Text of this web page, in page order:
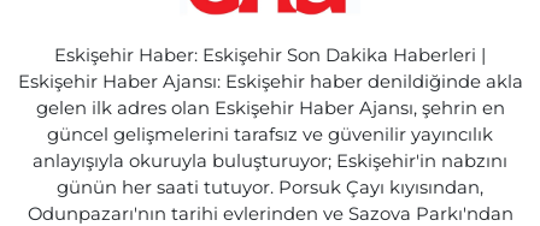
Eskişehir Haber: Eskişehir Son Dakika Haberleri |
Eskişehir Haber Ajansı: Eskişehir haber denildiğinde akla
gelen ilk adres olan Eskişehir Haber Ajansı, şehrin en
güncel gelişmelerini tarafsız ve güvenilir yayıncılık
anlayışıyla okuruyla buluşturuyor; Eskişehir'in nabzını
günün her saati tutuyor. Porsuk Çayı kıyısından,
Odunpazarı'nın tarihi evlerinden ve Sazova Parkı'ndan